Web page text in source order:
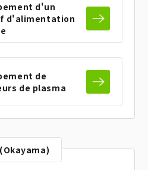
d'un
d'alimentation
de
de plasma